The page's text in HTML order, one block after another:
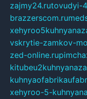
zajmy24.rutovudyi-
brazzerscom.ru
vskrytie-zamkov-
zed-online.ru
xehyroo-5-